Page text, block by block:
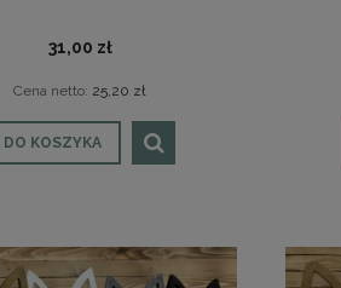
31,00 zł
Cena netto: 25,20 zł
DO KOSZYKA